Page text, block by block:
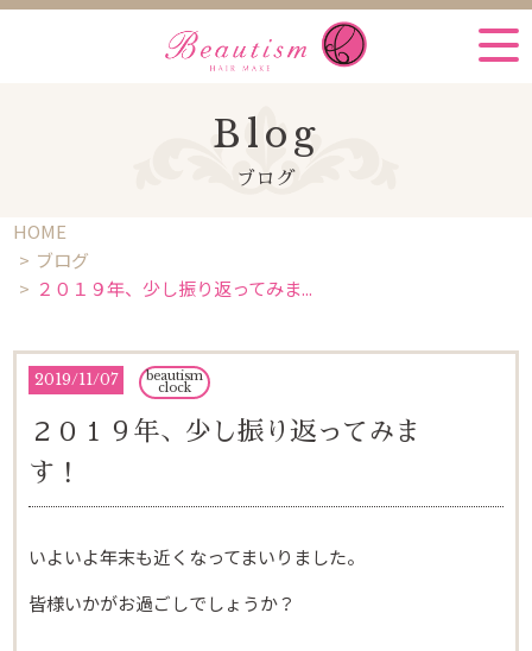
Blog
ブログ
HOME
ブログ
２０１９年、少し振り返ってみま...
2019/11/07 beautism
clock
２０１９年、少し振り返ってみま
す！
いよいよ年末も近くなってまいりました。
皆様いかがお過ごしでしょうか？